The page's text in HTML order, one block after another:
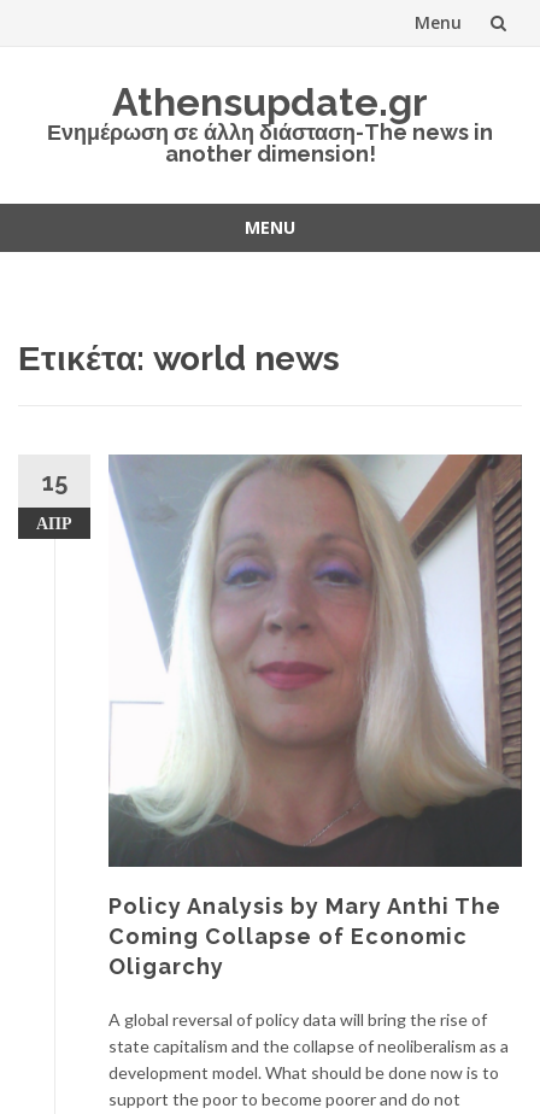
Menu
Athensupdate.gr
Ενημέρωση σε άλλη διάσταση-The news in
another dimension!
MENU
Ετικέτα: world news
15
ΑΠΡ
Policy Analysis by Mary Anthi The
Coming Collapse of Economic
Oligarchy
A global reversal of policy data will bring the rise of
state capitalism and the collapse of neoliberalism as a
development model. What should be done now is to
support the poor to become poorer and do not